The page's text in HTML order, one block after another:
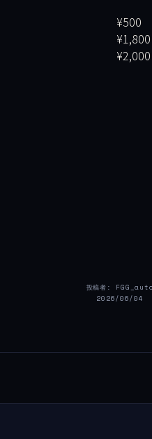
¥500
¥1,800
¥2,000
投稿者: FGG_auto
2026/06/04